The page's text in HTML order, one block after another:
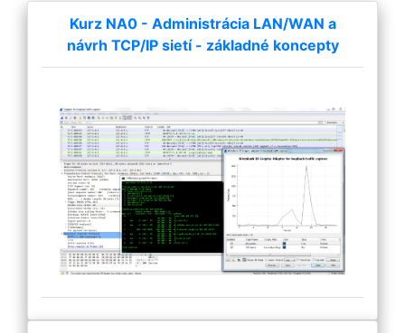
Kurz NA0 - Administrácia LAN/WAN a
návrh TCP/IP sietí - základné koncepty